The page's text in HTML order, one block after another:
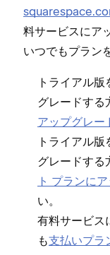
料サ⁠ービスにア⁠
いつでもプラン
トライアル
グレ⁠ードする
ア⁠ップグレ⁠ー
トライアル
グレ⁠ードする
ト プランに
い⁠。
有料サ⁠ービス
も支払いプラ